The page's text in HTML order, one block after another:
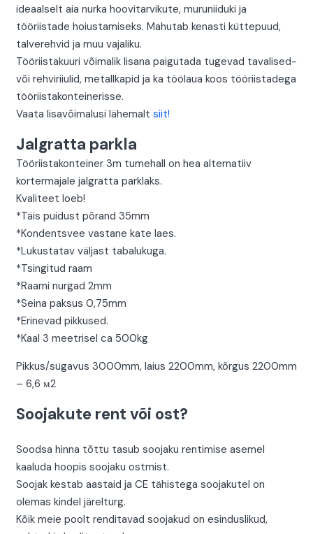
ideaalselt aia nurka hoovitarvikute, muruniiduki ja
tööriistade hoiustamiseks. Mahutab kenasti küttepuud,
talverehvid ja muu vajaliku.
Tööriistakuuri võimalik lisana paigutada tugevad tavalised-
või rehviriiulid, metallkapid ja ka töölaua koos tööriistadega
tööriistakonteinerisse.
Vaata lisavõimalusi lähemalt siit!
Jalgratta parkla
Tööriistakonteiner 3m tumehall on hea alternatiiv
kortermajale jalgratta parklaks.
Kvaliteet loeb!
*Täis puidust põrand 35mm
*Kondentsvee vastane kate laes.
*Lukustatav väljast tabalukuga.
*Tsingitud raam
*Raami nurgad 2mm
*Seina paksus 0,75mm
*Erinevad pikkused.
*Kaal 3 meetrisel ca 500kg
Pikkus/sügavus 3000mm, laius 2200mm, kõrgus 2200mm
– 6,6 м2
Soojakute rent või ost?
Soodsa hinna tõttu tasub soojaku rentimise asemel
kaaluda hoopis soojaku ostmist.
Soojak kestab aastaid ja CE tähistega soojakutel on
olemas kindel järelturg.
Kõik meie poolt renditavad soojakud on esinduslikud,